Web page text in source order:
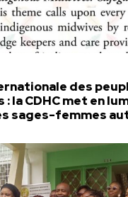
des
la CDHC met en
sages-femmes